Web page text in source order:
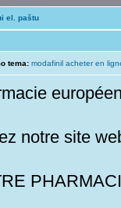
el. paštu
tema: modafinil acheter en
notre site